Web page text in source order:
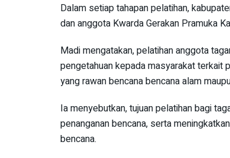
Dalam setiap tahapan pelatihan,
dan anggota Kwarda Gerakan Pramuka
Madi mengatakan, pelatihan anggota
pengetahuan kepada masyarakat terkait
yang rawan bencana bencana alam
Ia menyebutkan, tujuan pelatihan bagi
penanganan bencana, serta
bencana.